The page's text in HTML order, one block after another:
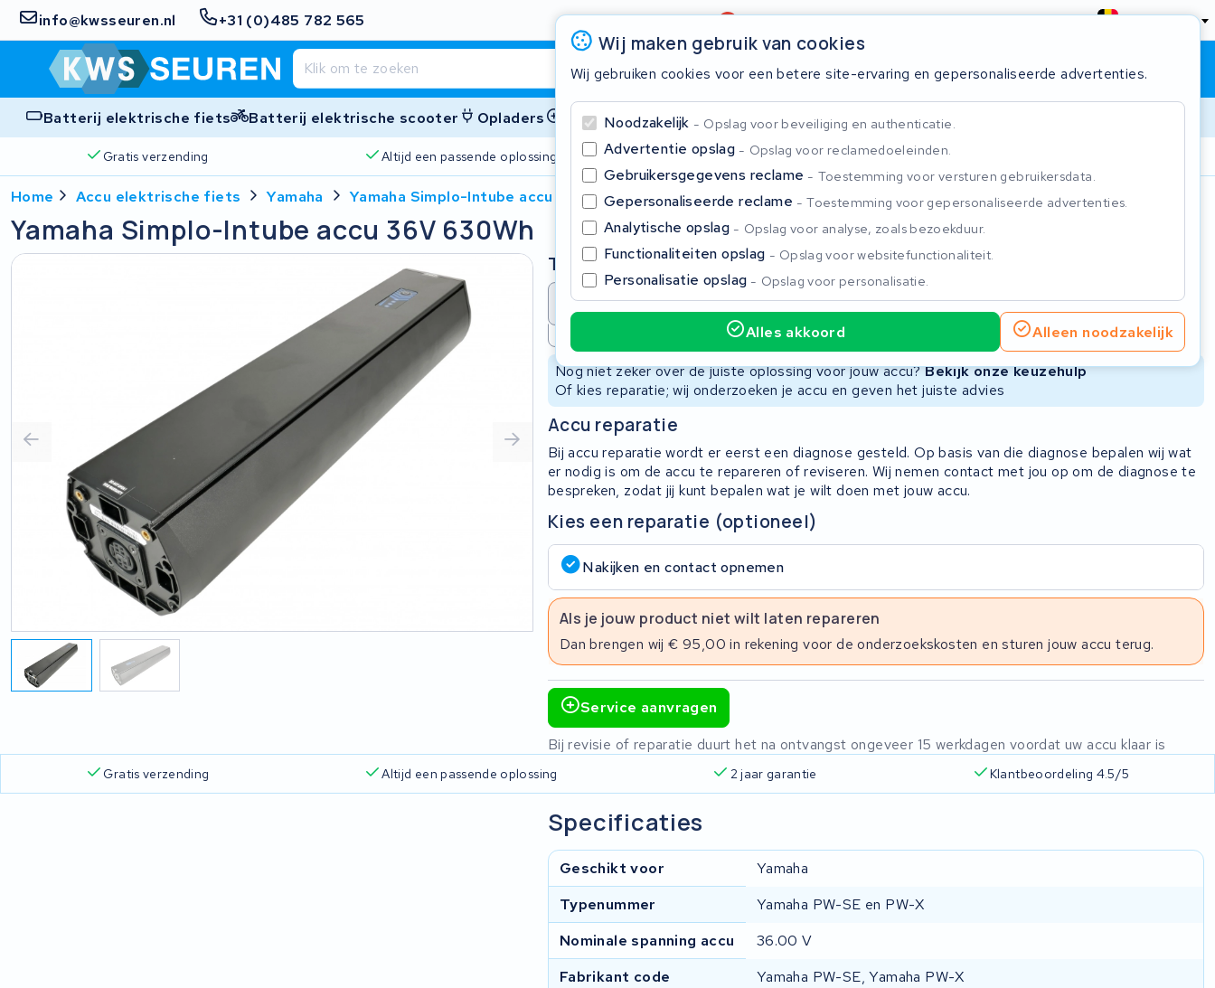
info@kwsseuren.nl +31 (0)485 782 565 Beoordeling4,6/5 België
Winkelwagen Inloggen
Batterij elektrische fiets Batterij elektrische scooter Opladers Accessoires
Gratis verzending Altijd een passende oplossing 2 jaar garantie
Wij maken gebruik van cookies
Wij gebruiken cookies voor een betere site-ervaring en gepersonaliseerde advertenties.
Noodzakelijk Opslag voor beveiliging en authenticatie.
Advertentie opslag Opslag voor reclamedoeleinden.
Gebruikersgegevens reclame Toestemming voor versturen gebruikersdata.
Gepersonaliseerde reclame Toestemming voor gepersonaliseerde advertenties.
Analytische opslag Opslag voor analyse, zoals bezoekduur.
Functionaliteiten opslag Opslag voor websitefunctionaliteit.
Personalisatie opslag Opslag voor personalisatie.
Alles akkoord Alleen noodzakelijk
Home Accu elektrische fiets Yamaha Yamaha Simplo-Intube accu 36V 630Wh
Yamaha Simplo-Intube accu 36V 630Wh
Type
Accu revisie Accu reparatie Nieuwe Accu Refurbished Accu
Niet beschikbaar
Nog niet zeker over de juiste oplossing voor jouw accu?Bekijk onze keuzehulp
Of kies reparatie; wij onderzoeken je accu en geven het juiste advies
Accu reparatie
Bij accu reparatie wordt er eerst een diagnose gesteld. Op basis van die diagnose bepalen wij wat
er nodig is om de accu te repareren of reviseren. Wij nemen contact met jou op om de diagnose te
bespreken, zodat jij kunt bepalen wat je wilt doen met jouw accu.
Kies een reparatie (optioneel)
Nakijken en contact opnemen
Als je jouw product niet wilt laten repareren
Dan brengen wij € 95,00 in rekening voor de onderzoekskosten en sturen jouw accu terug.
Service aanvragen
Bij revisie of reparatie duurt het na ontvangst ongeveer 15 werkdagen voordat uw accu klaar is
Gratis verzending Altijd een passende oplossing 2 jaar garantie Klantbeoordeling 4.5/5
Specificaties
Geschikt voor
Yamaha
Typenummer
Yamaha PW-SE en PW-X
Nominale spanning accu
36.00 V
Fabrikant code
Yamaha PW-SE, Yamaha PW-X
Sluiten
Begin te typen in de zoekbalk om te zoeken